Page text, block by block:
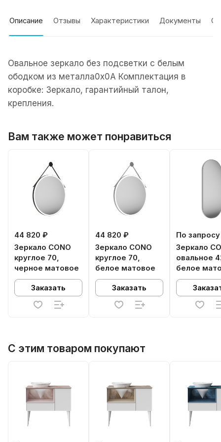
Описание Отзывы Характеристики Документы
Овальное зеркало без подсветки с белым
ободком из металла0x0A Комплектация в
коробке: Зеркало, гарантийный талон,
крепления.
Вам также может понравиться
44 820 ₽
Зеркало CONO
круглое 70,
черное матовое
Заказать
44 820 ₽
Зеркало CONO
круглое 70,
белое матовое
Заказать
По запросу
Зеркало
овальное
белое
С этим товаром покупают